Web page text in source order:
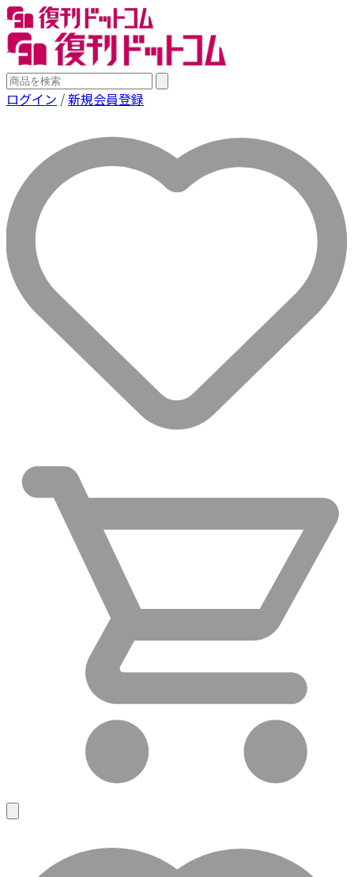
ログイン /新規会員登録